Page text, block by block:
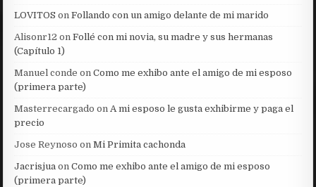
LOVITOS onFollando con un amigo delante de mi marido
Alisonr12 onFollé con mi novia, su madre y sus hermanas
(Capítulo 1)
Manuel conde onComo me exhibo ante el amigo de mi esposo
(primera parte)
Masterrecargado onA mi esposo le gusta exhibirme y paga el
precio
Jose Reynoso onMi Primita cachonda
Jacrisjua onComo me exhibo ante el amigo de mi esposo
(primera parte)